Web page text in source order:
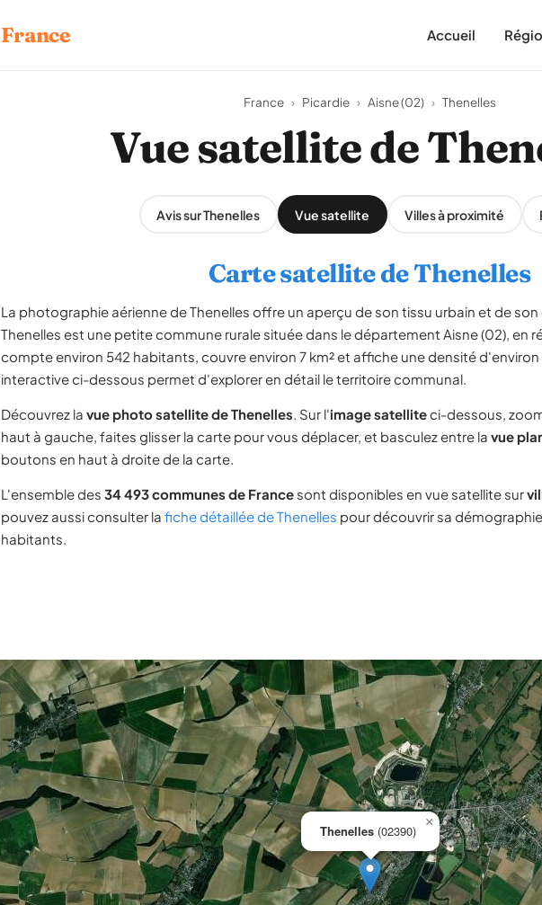
France Accueil
France › Picardie › Aisne (02) › Thenelles
Vue satellite de
Avis sur Thenelles Vue satellite Villes à proximité
Carte satellite de Thenelles
La photographie aérienne de Thenelles offre un aperçu de son tissu urbain et de
Thenelles est une petite commune rurale située dans le département Aisne (02), en
compte environ 542 habitants, couvre environ 7 km² et affiche une densité d'environ
interactive ci-dessous permet d'explorer en détail le territoire communal.
Découvrez la vue photo satellite de Thenelles. Sur l'image satelliteci-dessous,
haut à gauche, faites glisser la carte pour vous déplacer, et basculez entre la vue
boutons en haut à droite de la carte.
L'ensemble des 34 493 communes de France sont disponibles en vue satellite sur
pouvez aussi consulter la fiche détaillée de Thenelles pour découvrir sa
habitants.
Thenelles (02390)
×